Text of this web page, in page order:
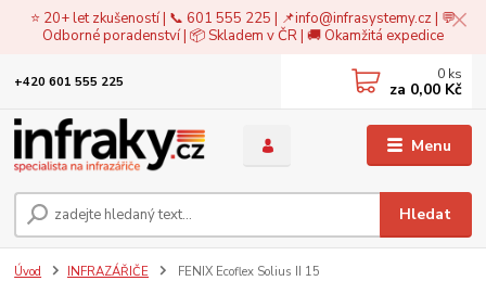
⭐ 20+ let zkušeností | 📞 601 555 225 | 📌info@infrasystemy.cz| 💬
Odborné poradenství | 📦 Skladem v ČR | 🚚 Okamžitá expedice
Menu
Hledat
+420 601 555 225 0 ks
za 0,00 Kč
Úvod INFRAZÁŘIČE FENIX Ecoflex Solius II 15